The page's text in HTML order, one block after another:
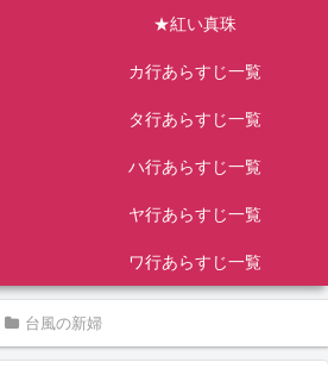
★紅い真珠
カ行あらすじ一覧
タ行あらすじ一覧
ハ行あらすじ一覧
ヤ行あらすじ一覧
ワ行あらすじ一覧
台風の新婦